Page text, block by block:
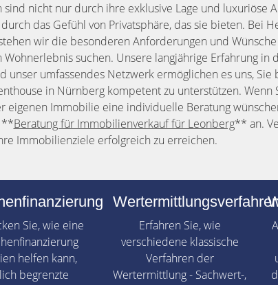
sind nicht nur durch ihre exklusive Lage und luxuriöse
das Gefühl von Privatsphäre, das sie bieten. Bei
wir die besonderen Anforderungen und Wünsche
suchen. Unsere langjährige Erfahrung in
unser umfassendes Netzwerk ermöglichen es uns, Sie
in Nürnberg kompetent zu unterstützen. Wenn
eigenen Immobilie eine individuelle Beratung
**Beratung für Immobilienverkauf für Leonberg** an.
Immobilienziele erfolgreich zu erreichen.
Sie, wie eine
helfen kann,
begrenzte
Erfahren Sie, wie
verschiedene klassische
Verfahren der
Wertermittlung - Sachwert-,